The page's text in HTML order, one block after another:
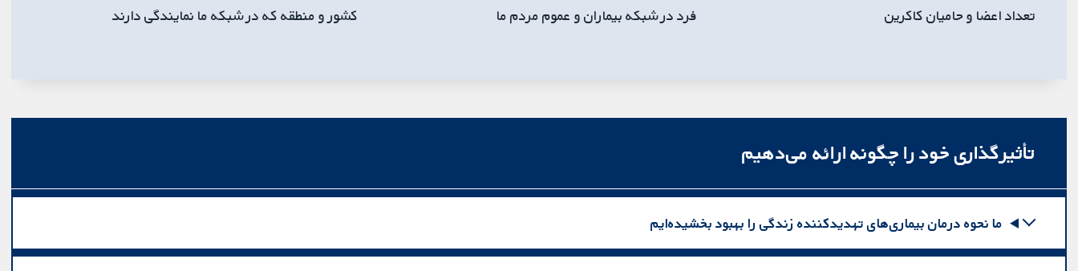
تعداد اعضا و حامیان کاکرین فرد در شبکه بیماران و عموم مردم ما کشور و منطقه که در شبکه ما نمایندگی دارند
تأثیرگذاری خود را چگونه ارائه می‌دهیم
ما نحوه درمان بیماری‌های تهدیدکننده زندگی را بهبود بخشیده‌ایم